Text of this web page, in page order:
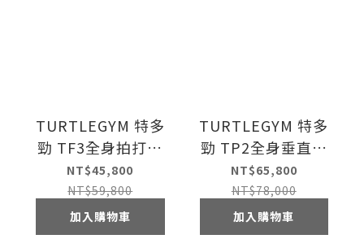
TURTLEGYM 特多
勁 TF3全身拍打律
動機
NT$45,800
NT$59,800
加入購物車
TURTLEGYM 特多
勁 TP2全身垂直律
動機
NT$65,800
NT$78,000
加入購物車